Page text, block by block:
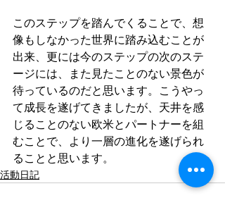
このステップを踏んでくることで、想
像もしなかった世界に踏み込むことが
出来、更には今のステップの次のステ
ージには、また見たことのない景色が
待っているのだと思います。こうやっ
て成長を遂げてきましたが、天井を感
じることのない欧米とパートナーを組
むことで、より一層の進化を遂げられ
ることと思います。
活動日記